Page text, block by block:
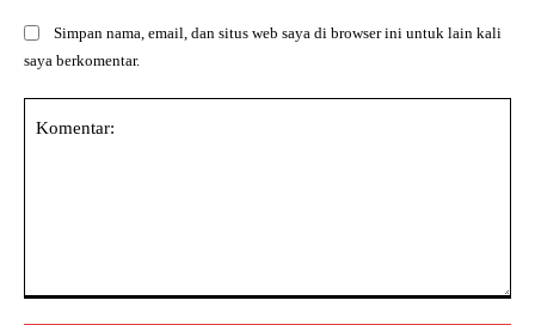
Simpan nama, email, dan situs web saya di browser ini untuk lain kali
saya berkomentar.